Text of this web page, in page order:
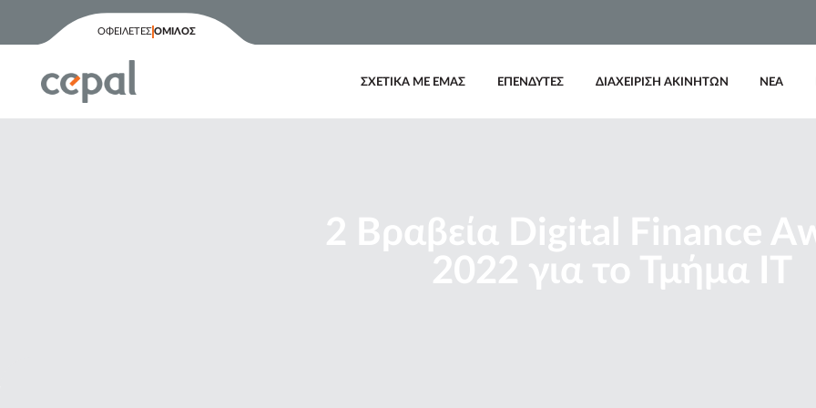
ΟΦΕΙΛΕΤΕΣΟΜΙΛΟΣ
ΣΧΕΤΙΚΑ ΜΕ ΕΜΑΣ ΕΠΕΝΔΥΤΕΣ ΔΙΑΧΕΙΡΙΣΗ ΑΚΙΝΗΤΩΝ ΝΕΑ
2 Bραβεία Digital Finance
2022 για το Τμήμα ΙΤ